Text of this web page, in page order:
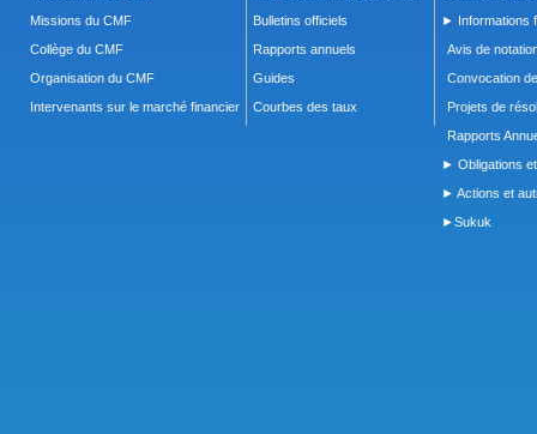
Missions du CMF
Collège du CMF
Organisation du CMF
Intervenants sur le marché financier
Bulletins officiels
Rapports annuels
Guides
Courbes des taux
► Informations
Avis de
Convocation
Projets de
Rapports
► Obligations
► Actions et
►Sukuk